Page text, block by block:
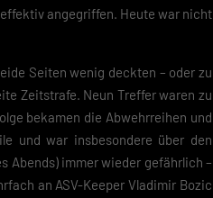
angegriffen. Heute war nicht
Seiten wenig deckten – oder zu
Zeitstrafe. Neun Treffer waren zu
bekamen die Abwehrreihen und
und war insbesondere über den
Abends) immer wieder gefährlich –
an ASV-Keeper Vladimir Bozic